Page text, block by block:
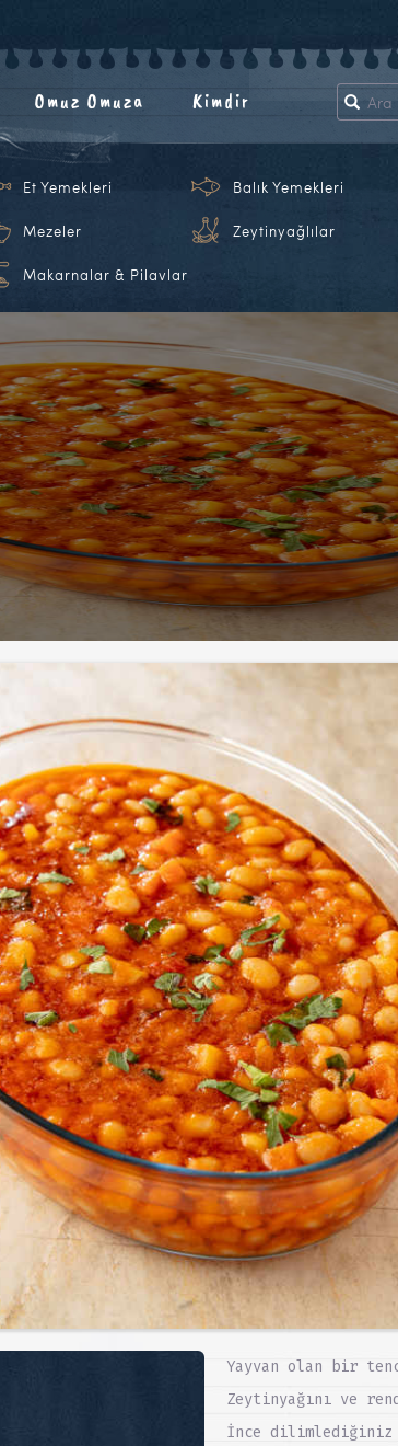
Omuz Omuza Kimdir
Et Yemekleri Balık Yemekleri
Mezeler Zeytinyağlılar
Makarnalar & Pilavlar
Yayvan olan bir
Zeytinyağını ve
İnce dilimlediğiniz